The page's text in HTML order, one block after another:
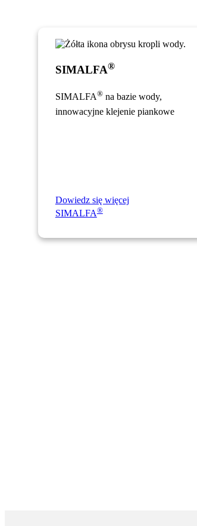
SIMALFA®
SIMALFA®na bazie wody,
innowacyjne klejenie piankowe
Dowiedz się więcej
SIMALFA®